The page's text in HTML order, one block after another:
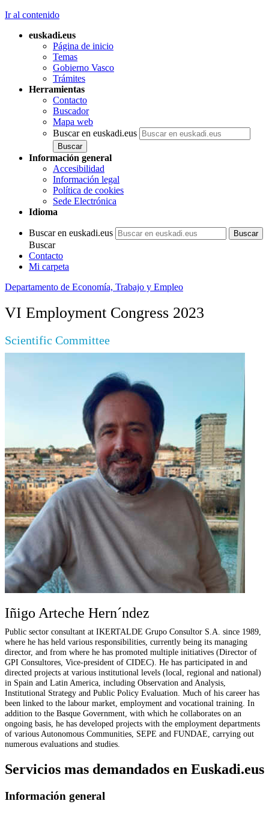
Ir al contenido
euskadi.eus
Página de inicio
Temas
Gobierno Vasco
Trámites
Herramientas
Contacto
Buscador
Mapa web
Buscar en euskadi.eus
Información general
Accesibilidad
Información legal
Política de cookies
Sede Electrónica
Idioma
Buscar en euskadi.eus
Buscar
Contacto
Mi carpeta
Departamento de Economía, Trabajo y Empleo
VI Employment Congress 2023
Scientific Committee
Iñigo Arteche Hern´ndez
Public sector consultant at IKERTALDE Grupo Consultor S.A. since 1989,
where he has held various responsibilities, currently being its managing
director, and from where he has promoted multiple initiatives (Director of
GPI Consultores, Vice-president of CIDEC). He has participated in and
directed projects at various institutional levels (local, regional and national)
in Spain and Latin America, including Observation and Analysis,
Institutional Strategy and Public Policy Evaluation. Much of his career has
been linked to the labour market, employment and vocational training. In
addition to the Basque Government, with which he collaborates on an
ongoing basis, he has developed projects with the employment departments
of various Autonomous Communities, SEPE and FUNDAE, carrying out
numerous evaluations and studies.
Servicios mas demandados en Euskadi.eus
Información general